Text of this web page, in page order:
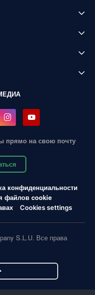
прямо на свою почту
конфиденциальности
файлов cookie
Cookies settings
S.L.U. Все права